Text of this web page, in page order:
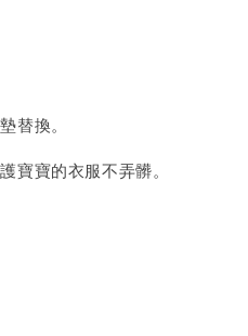
替換。
寶寶的衣服不弄髒。